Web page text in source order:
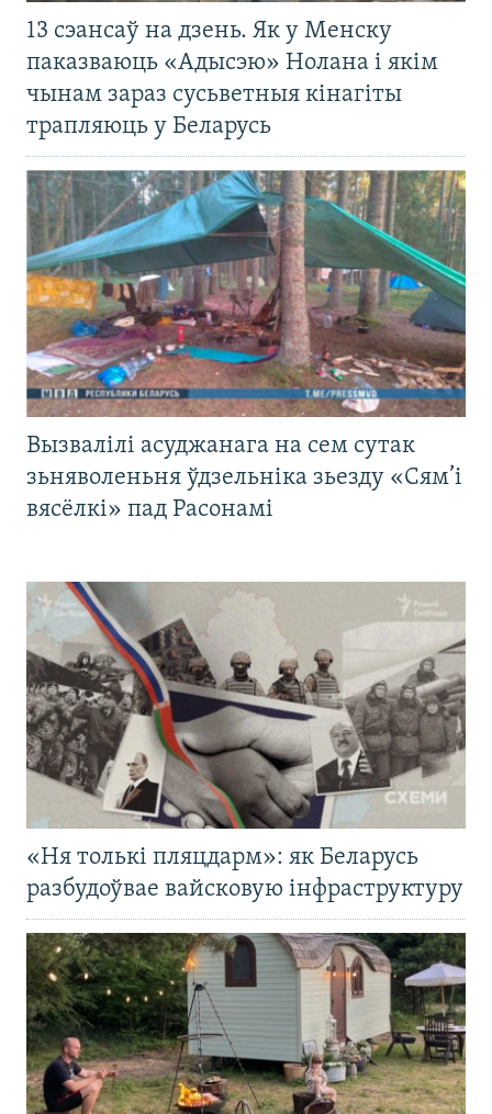
13 сэансаў на дзень. Як у Менску
паказваюць «Адысэю» Нолана і якім
чынам зараз сусьветныя кінагіты
трапляюць у Беларусь
Вызвалілі асуджанага на сем сутак
зьняволеньня ўдзельніка зьезду «Сям’і
вясёлкі» пад Расонамі
«Ня толькі пляцдарм»: як Беларусь
разбудоўвае вайсковую інфраструктуру